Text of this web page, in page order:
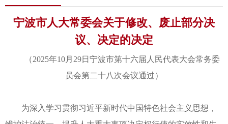
宁波市人大常委会关于修改、废止部分决
议、决定的决定
（2025年10月29日宁波市第十六届人民代表大会常务委
员会第二十八次会议通过）
为深入学习贯彻习近平新时代中国特色社会主义思想，